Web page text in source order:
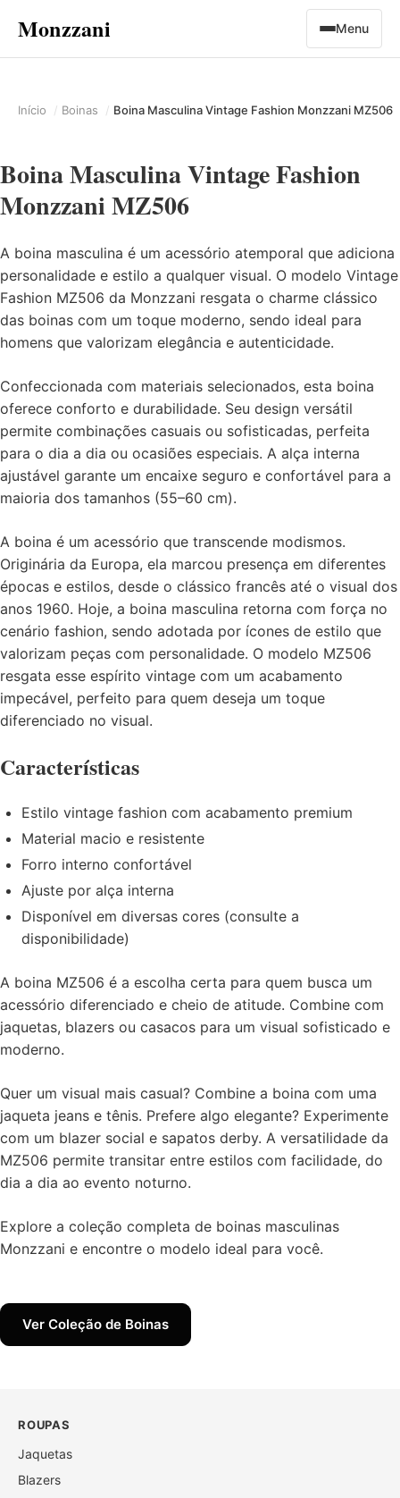
Monzzani Menu
Início Boinas Boina Masculina Vintage Fashion Monzzani MZ506
Boina Masculina Vintage Fashion
Monzzani MZ506
A boina masculina é um acessório atemporal que adiciona
personalidade e estilo a qualquer visual. O modelo Vintage
Fashion MZ506 da Monzzani resgata o charme clássico
das boinas com um toque moderno, sendo ideal para
homens que valorizam elegância e autenticidade.
Confeccionada com materiais selecionados, esta boina
oferece conforto e durabilidade. Seu design versátil
permite combinações casuais ou sofisticadas, perfeita
para o dia a dia ou ocasiões especiais. A alça interna
ajustável garante um encaixe seguro e confortável para a
maioria dos tamanhos (55–60 cm).
A boina é um acessório que transcende modismos.
Originária da Europa, ela marcou presença em diferentes
épocas e estilos, desde o clássico francês até o visual dos
anos 1960. Hoje, a boina masculina retorna com força no
cenário fashion, sendo adotada por ícones de estilo que
valorizam peças com personalidade. O modelo MZ506
resgata esse espírito vintage com um acabamento
impecável, perfeito para quem deseja um toque
diferenciado no visual.
Características
Estilo vintage fashion com acabamento premium
Material macio e resistente
Forro interno confortável
Ajuste por alça interna
Disponível em diversas cores (consulte a
disponibilidade)
A boina MZ506 é a escolha certa para quem busca um
acessório diferenciado e cheio de atitude. Combine com
jaquetas, blazers ou casacos para um visual sofisticado e
moderno.
Quer um visual mais casual? Combine a boina com uma
jaqueta jeans e tênis. Prefere algo elegante? Experimente
com um blazer social e sapatos derby. A versatilidade da
MZ506 permite transitar entre estilos com facilidade, do
dia a dia ao evento noturno.
Explore a coleção completa de boinas masculinas
Monzzani e encontre o modelo ideal para você.
Ver Coleção de Boinas
ROUPAS
Jaquetas
Blazers